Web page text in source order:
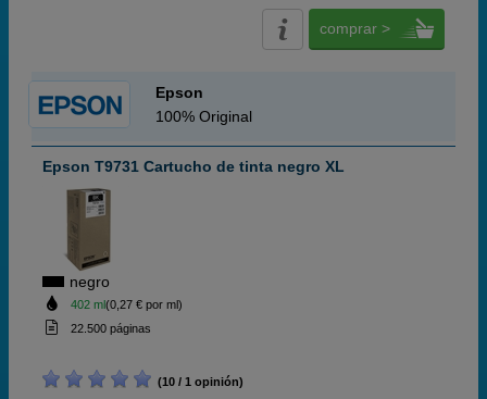
comprar >
Epson
100% Original
Epson T9731 Cartucho de tinta negro XL
negro
402 ml(0,27 € por ml)
22.500 páginas
(10 / 1 opinión)